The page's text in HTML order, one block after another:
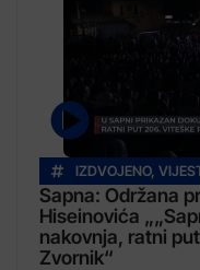
IZDVOJENO,
Sapna: Održana
Hiseinovića
nakovnja, ratni
Zvornik“